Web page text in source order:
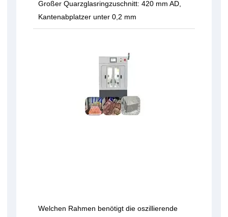
Großer Quarzglasringzuschnitt: 420 mm AD,
Kantenabplatzer unter 0,2 mm
Welchen Rahmen benötigt die oszillierende